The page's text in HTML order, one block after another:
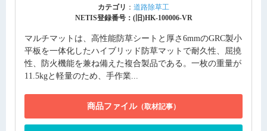
カテゴリ ： 道路除草工
NETIS登録番号：(旧)HK-100006-VR
マルチマットは、高性能防草シートと厚さ6mmのGRC製小
平板を一体化したハイブリッド防草マットで耐久性、屈撓
性、防火機能を兼ね備えた複合製品である。一枚の重量が
11.5kgと軽量のため、手作業...
商品ファイル（取材記事）